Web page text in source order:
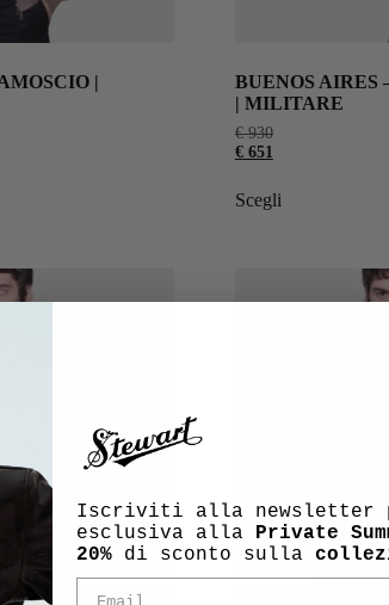
|
BUENOS AIRES
| MILITARE
€930
€651
Scegli
Iscriviti alla newsletter
esclusiva alla Private
20% di sconto sulla